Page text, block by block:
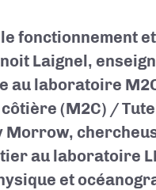
fonctionnement
Laignel,
au laboratoire
(M2C) /
Morrow,
au laboratoire
et